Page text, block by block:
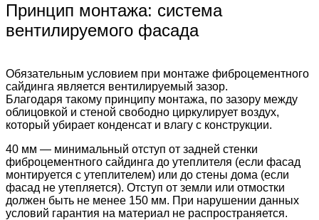
Принцип монтажа: система
вентилируемого фасада
Обязательным условием при монтаже фиброцементного
сайдинга является вентилируемый зазор.
Благодаря такому принципу монтажа, по зазору между
облицовкой и стеной свободно циркулирует воздух,
который убирает конденсат и влагу с конструкции.
40 мм — минимальный отступ от задней стенки
фиброцементного сайдинга до утеплителя (если фасад
монтируется с утеплителем) или до стены дома (если
фасад не утепляется). Отступ от земли или отмостки
должен быть не менее 150 мм. При нарушении данных
условий гарантия на материал не распространяется.